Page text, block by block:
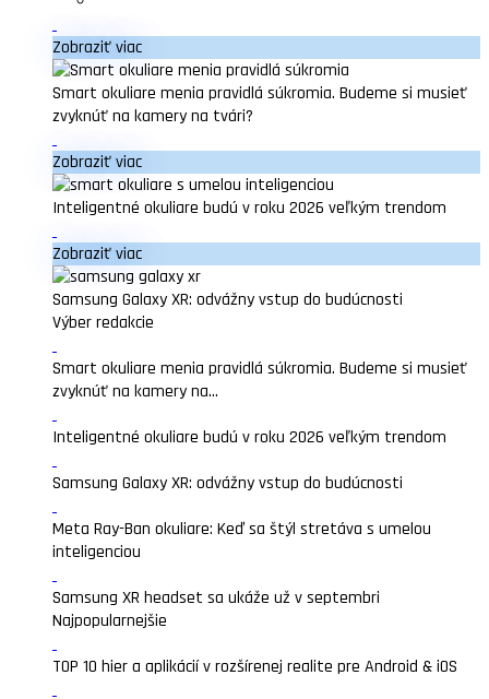
Zobraziť viac
Smart okuliare menia pravidlá súkromia. Budeme si musieť
zvyknúť na kamery na tvári?
Zobraziť viac
Inteligentné okuliare budú v roku 2026 veľkým trendom
Zobraziť viac
Samsung Galaxy XR: odvážny vstup do budúcnosti
Výber redakcie
Smart okuliare menia pravidlá súkromia. Budeme si musieť
zvyknúť na kamery na...
Inteligentné okuliare budú v roku 2026 veľkým trendom
Samsung Galaxy XR: odvážny vstup do budúcnosti
Meta Ray-Ban okuliare: Keď sa štýl stretáva s umelou
inteligenciou
Samsung XR headset sa ukáže už v septembri
Najpopularnejšie
TOP 10 hier a aplikácií v rozšírenej realite pre Android & iOS